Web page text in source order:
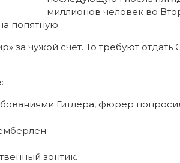
миллионов человек во
попятную.
за чужой счет. То требуют отдать
Гитлера, фюрер
зонтик.